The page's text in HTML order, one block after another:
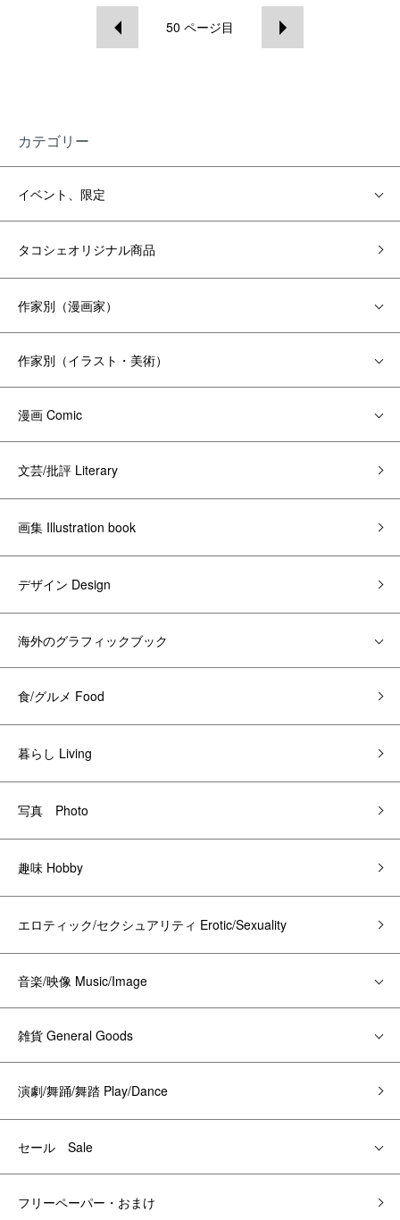
50 ページ目
カテゴリー
イベント、限定
タコシェオリジナル商品
作家別（漫画家）
作家別（イラスト・美術）
漫画 Comic
文芸/批評 Literary
画集 Illustration book
デザイン Design
海外のグラフィックブック
食/グルメ Food
暮らし Living
写真 Photo
趣味 Hobby
エロティック/セクシュアリティ Erotic/Sexuality
音楽/映像 Music/Image
雑貨 General Goods
演劇/舞踊/舞踏 Play/Dance
セール Sale
フリーペーパー・おまけ